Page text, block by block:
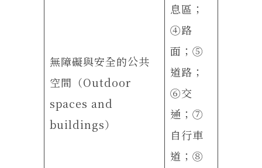
無障礙與安全的公共
空間（Outdoor
spaces and
buildings）
息區；
④路
面；⑤
道路；
⑥交
通；⑦
自行車
道；⑧